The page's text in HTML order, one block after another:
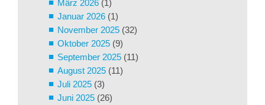
März 2026 (1)
Januar 2026 (1)
November 2025 (32)
Oktober 2025 (9)
September 2025 (11)
August 2025 (11)
Juli 2025 (3)
Juni 2025 (26)